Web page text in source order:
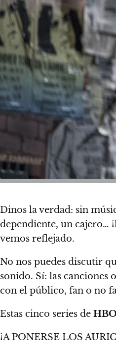
Dinos la verdad: sin
dependiente, un cajero…
vemos reflejado.
No nos puedes discutir
sonido. Sí: las canciones
con el público, fan o no
Estas cinco series de
¡A PONERSE LOS